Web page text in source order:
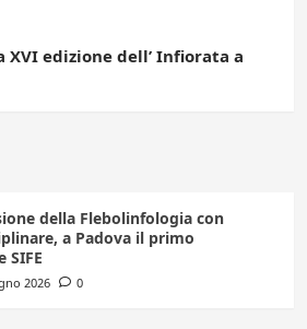
XVI edizione dell’ Infiorata a
della Flebolinfologia con
a Padova il primo
SIFE
2026 0